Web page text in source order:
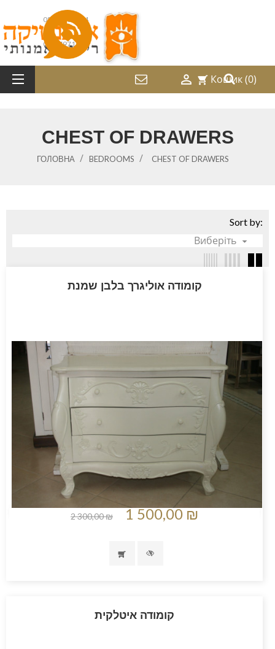
052-2487214
08-9797169
shopping_cart Кошик(0)

CHEST OF DRAWERS
ГОЛОВНА BEDROOMS CHEST OF DRAWERS
Sort by:
Виберіть 
קומודה אוליגרך בלבן שמנת
2 300,00 ₪ 1 500,00 ₪
קומודה איטלקית